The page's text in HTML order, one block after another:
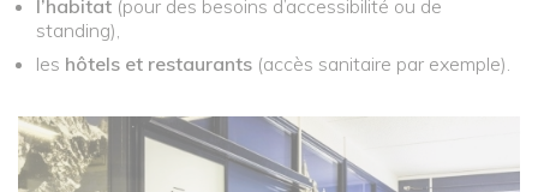
l’habitat (pour des besoins d’accessibilité ou de
standing),
les hôtels et restaurants (accès sanitaire par exemple).